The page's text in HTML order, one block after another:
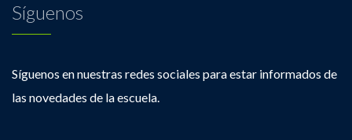
Síguenos
Síguenos en nuestras redes sociales para estar informados de
las novedades de la escuela.